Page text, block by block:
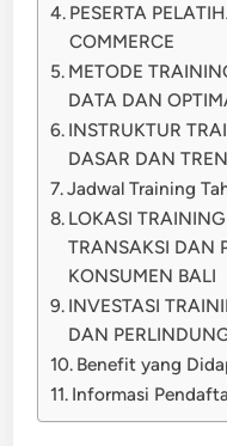
PESERTA
COMMERCE
METODE
DATA DAN
INSTRUKTUR
DASAR DAN
Jadwal Training
LOKASI
TRANSAKSI DAN
KONSUMEN BALI
INVESTASI
DAN
Benefit yang
Informasi